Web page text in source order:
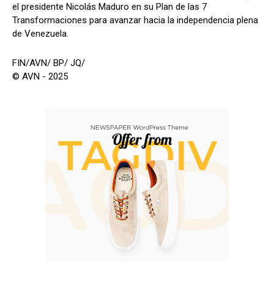
el presidente Nicolás Maduro en su Plan de las 7
Transformaciones para avanzar hacia la independencia plena
de Venezuela.
FIN/AVN/ BP/ JQ/
© AVN - 2025